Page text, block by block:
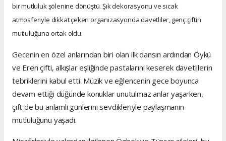
bir mutluluk şölenine dönüştü. Şık dekorasyonu ve sıcak
atmosferiyle dikkat çeken organizasyonda davetliler, genç çiftin
mutluluğuna ortak oldu.
Gecenin en özel anlarından biri olan ilk dansın ardından Öykü
ve Eren çifti, alkışlar eşliğinde pastalarını keserek davetlilerin
tebriklerini kabul etti. Müzik ve eğlencenin gece boyunca
devam ettiği düğünde konuklar unutulmaz anlar yaşarken,
çift de bu anlamlı günlerini sevdikleriyle paylaşmanın
mutluluğunu yaşadı.